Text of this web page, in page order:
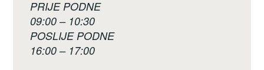
PRIJE PODNE
09:00 – 10:30
POSLIJE PODNE
16:00 – 17:00